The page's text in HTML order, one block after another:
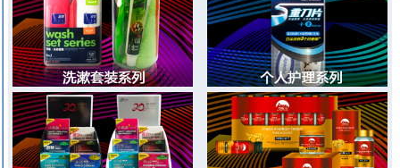
种世界久负盛名的高原植物“玛咖”，2007年成功培育出适合中国推广
种植的优良玛咖品种——狄咖玛咖。我们在云南和西藏拥有12000亩
玛咖种植基地，严格遵循玛咖种植七年休耕周期，育种、栽培、除
草、采收、加工全程人工种植、不施用任何化肥，规范化的有机作物
种植方式，每年产出优质的玛咖原料供应给国内外500家玛咖产品生
产商。2008年5月，沈阳伊人宝集团启动了玛咖粉国家新资源食品认
证的申报，历时三年，到2011年5月18日，国家卫生部正式批复由沈